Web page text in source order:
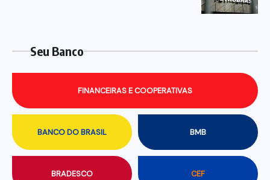
Seu Banco
BANCO DO BRASIL BMB
BRADESCO CEF
FINANCEIRAS E COOPERATIVAS